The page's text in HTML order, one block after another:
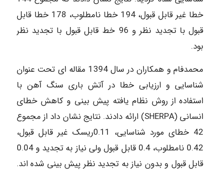
خطا غیر قابل قبول، 194 خطا نامطلوب، 178 خطا قابل
قبول با تجدید نظر و 96 خط قابل قبول با تجدید نظر
بود.
محمدفام و همکاران در سال 1394 مقاله ای تحت عنوان
شناسایی و ارزیابی خطا در آتش باری سنگ آهن با
استفاده از روش نظام یافته پیش بینی و کاهش خطای
انسانی (SHERPA) ارائه دادند. نتایج نشان داد از مجموع
42 خطای مورد شناسایی، 0.11ریسک غیر قابل قبول،
0.42 نامطلوب، 0.4 قابل قبول ولی نیاز به تجدید و 0.04
قابل قبول و بدون نیاز به تجدید نظر پیش بینی شده اند.